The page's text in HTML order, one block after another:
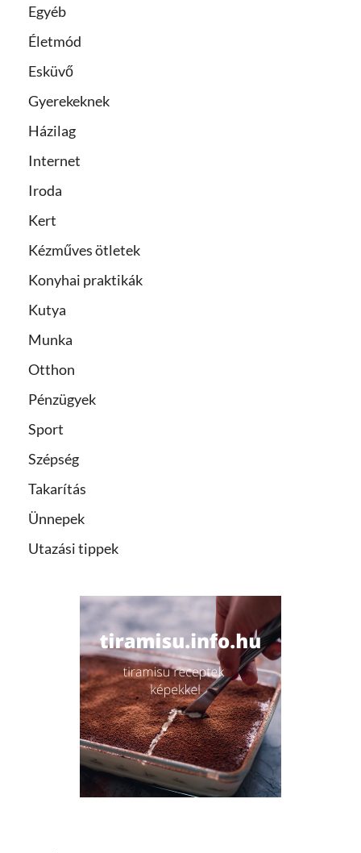
Egyéb
Életmód
Esküvő
Gyerekeknek
Házilag
Internet
Iroda
Kert
Kézműves ötletek
Konyhai praktikák
Kutya
Munka
Otthon
Pénzügyek
Sport
Szépség
Takarítás
Ünnepek
Utazási tippek